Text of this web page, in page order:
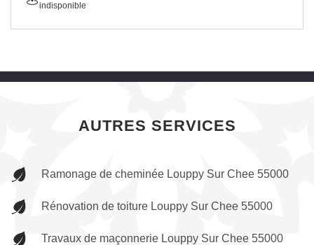
indisponible
AUTRES SERVICES
Ramonage de cheminée Louppy Sur Chee 55000
Rénovation de toiture Louppy Sur Chee 55000
Travaux de maçonnerie Louppy Sur Chee 55000